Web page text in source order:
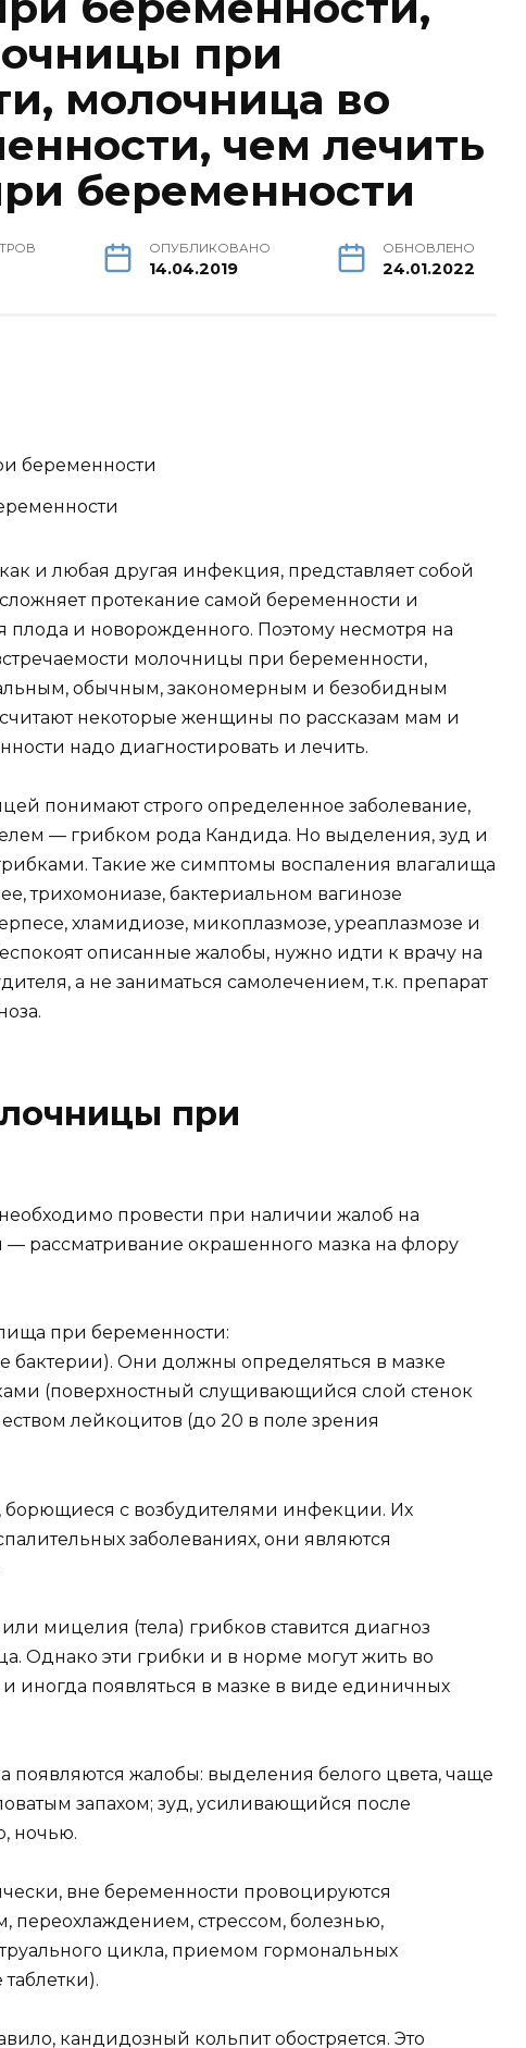
при
молочница во
чем лечить
беременности
ОПУБЛИКОВАНО
14.04.2019
ОБНОВЛЕНО
24.01.2022
беременности
и любая другая инфекция, представляет собой
протекание самой беременности и
и новорожденного. Поэтому несмотря на
молочницы при беременности,
обычным, закономерным и безобидным
считают некоторые женщины по рассказам мам и
надо диагностировать и лечить.
понимают строго определенное заболевание,
— грибком рода Кандида. Но выделения, зуд и
Такие же симптомы воспаления влагалища
трихомониазе, бактериальном вагинозе
хламидиозе, микоплазмозе, уреаплазмозе и
описанные жалобы, нужно идти к врачу на
а не заниматься самолечением, т.к. препарат
при
провести при наличии жалоб на
— рассматривание окрашенного мазка на флору
при беременности:
бактерии). Они должны определяться в мазке
(поверхностный слущивающийся слой стенок
лейкоцитов (до 20 в поле зрения
с возбудителями инфекции. Их
заболеваниях, они являются
мицелия (тела) грибков ставится диагноз
Однако эти грибки и в норме могут жить во
иногда появляться в мазке в виде единичных
появляются жалобы: выделения белого цвета, чаще
запахом; зуд, усиливающийся после
ночью.
вне беременности провоцируются
стрессом, болезнью,
цикла, приемом гормональных
кандидозный кольпит обостряется. Это